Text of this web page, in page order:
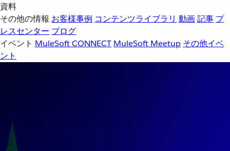
資料
その他の情報 お客様事例 コンテンツライブラリ 動画記事 プ
レスセンター ブログ
イベント MuleSoft CONNECT MuleSoft Meetup その他イベ
ント